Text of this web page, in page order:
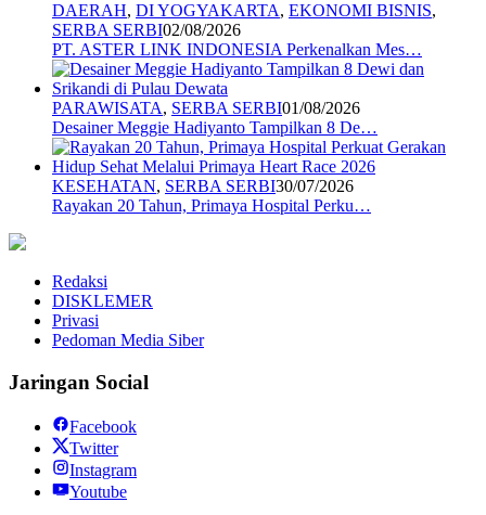
DAERAH, DI YOGYAKARTA, EKONOMI BISNIS,
SERBA SERBI02/08/2026
PT. ASTER LINK INDONESIA Perkenalkan Mes…
PARAWISATA, SERBA SERBI01/08/2026
Desainer Meggie Hadiyanto Tampilkan 8 De…
KESEHATAN, SERBA SERBI30/07/2026
Rayakan 20 Tahun, Primaya Hospital Perku…
Redaksi
DISKLEMER
Privasi
Pedoman Media Siber
Jaringan Social
Facebook
Twitter
Instagram
Youtube